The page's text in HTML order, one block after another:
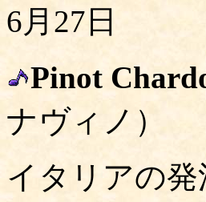
6月27日
Pinot
ナヴィノ）
イタリアの